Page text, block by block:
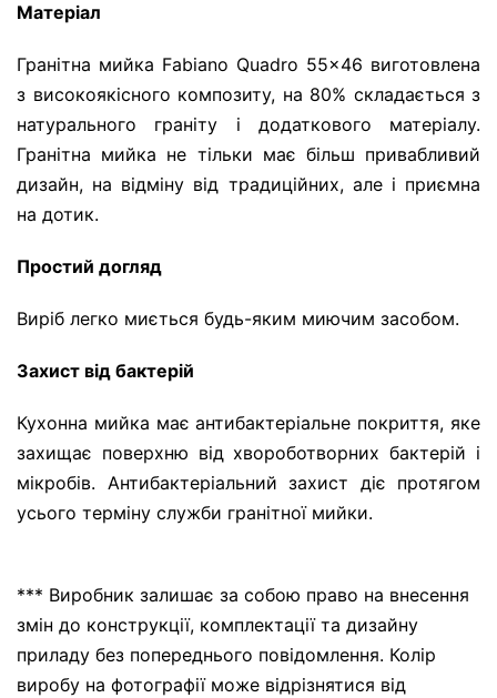
Матеріал
Гранітна мийка Fabiano Quadro 55x46 виготовлена
з високоякісного композиту, на 80% складається з
натурального граніту і додаткового матеріалу.
Гранітна мийка не тільки має більш привабливий
дизайн, на відміну від традиційних, але і приємна
на дотик.
Простий догляд
Виріб легко миється будь-яким миючим засобом.
Захист від бактерій
Кухонна мийка має антибактеріальне покриття, яке
захищає поверхню від хвороботворних бактерій і
мікробів. Антибактеріальний захист діє протягом
усього терміну служби гранітної мийки.
*** Виробник залишає за собою право на внесення
змін до конструкції, комплектації та дизайну
приладу без попереднього повідомлення. Колір
виробу на фотографії може відрізнятися від